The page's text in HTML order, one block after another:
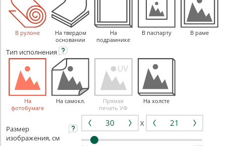
В рулоне
На твердом
основании
На
подрамнике
В паспарту В раме
Тип исполнения
На
фотобумаге
На самокл.
Прямая
печать УФ
На холсте
Размер
изображения, см
X